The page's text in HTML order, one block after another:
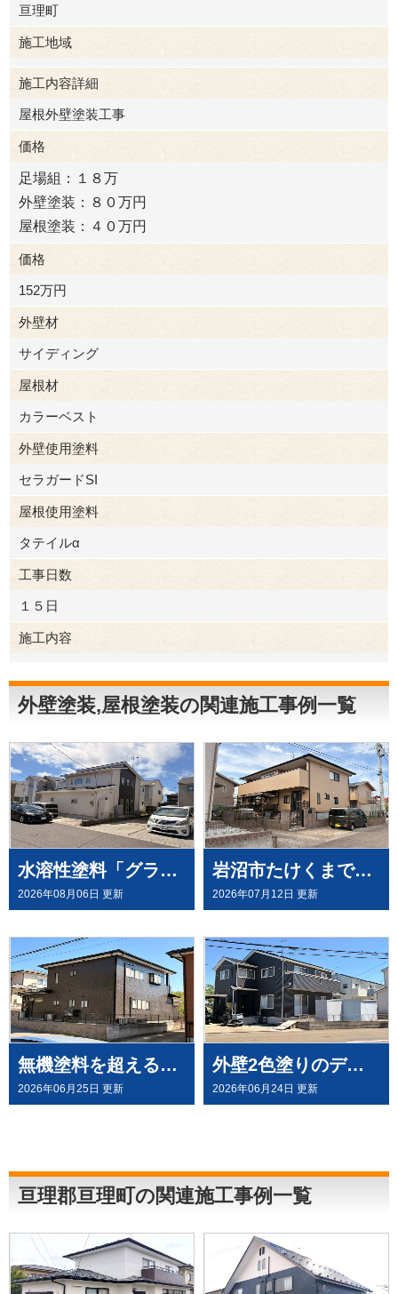
亘理町
施工地域
施工内容詳細
屋根外壁塗装工事
価格
足場組：１８万
外壁塗装：８０万円
屋根塗装：４０万円
価格
152万円
外壁材
サイディング
屋根材
カラーベスト
外壁使用塗料
セラガードSI
屋根使用塗料
タテイルα
工事日数
１５日
施工内容
外壁塗装
屋根塗装
外壁塗装,屋根塗装の関連施工事例一覧
水溶性塗料「グランデ無機」を、屋根・外壁塗装（外壁はデコラトーン工法）にて施工させていただきました（大崎市古川）
2026年08月06日 更新
岩沼市たけくまで、外壁にウルトラペイントシリーズ無機塗料「ウルトラMUKI＋ウルトラTOP」と、屋根に「ウルトラルーフ＋ウルトラTOP」にて塗装させていただきました。
2026年07月12日 更新
無機塗料を超える有機HRC塗料「タテイルⅡ」で施工させていただきました（塗料メーカー：プレマテックス社）
2026年06月25日 更新
外壁2色塗りのデコラトーン工法で、施工させていただきました。（ウルトラペイントシリーズ）
2026年06月24日 更新
亘理郡亘理町の関連施工事例一覧